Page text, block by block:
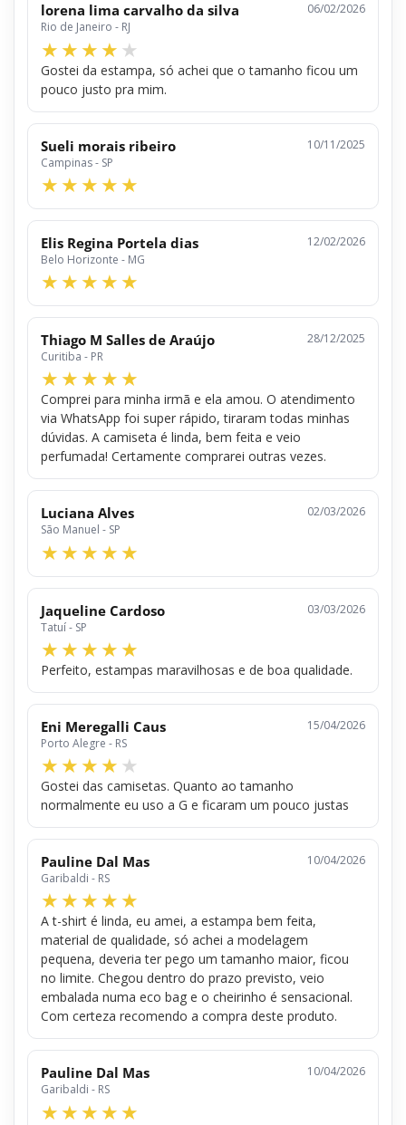
lorena lima carvalho da silva
Rio de Janeiro - RJ
06/02/2026
Gostei da estampa, só achei que o tamanho ficou um
pouco justo pra mim.
Sueli morais ribeiro
Campinas - SP
10/11/2025
Elis Regina Portela dias
Belo Horizonte - MG
12/02/2026
Thiago M Salles de Araújo
Curitiba - PR
28/12/2025
Comprei para minha irmã e ela amou. O atendimento
via WhatsApp foi super rápido, tiraram todas minhas
dúvidas. A camiseta é linda, bem feita e veio
perfumada! Certamente comprarei outras vezes.
Luciana Alves
São Manuel - SP
02/03/2026
Jaqueline Cardoso
Tatuí - SP
03/03/2026
Perfeito, estampas maravilhosas e de boa qualidade.
Eni Meregalli Caus
Porto Alegre - RS
15/04/2026
Gostei das camisetas. Quanto ao tamanho
normalmente eu uso a G e ficaram um pouco justas
Pauline Dal Mas
Garibaldi - RS
10/04/2026
A t-shirt é linda, eu amei, a estampa bem feita,
material de qualidade, só achei a modelagem
pequena, deveria ter pego um tamanho maior, ficou
no limite. Chegou dentro do prazo previsto, veio
embalada numa eco bag e o cheirinho é sensacional.
Com certeza recomendo a compra deste produto.
Pauline Dal Mas
Garibaldi - RS
10/04/2026